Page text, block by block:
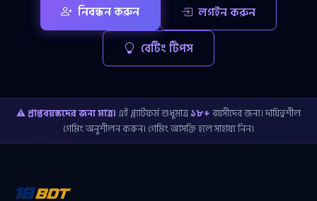
নিবন্ধন করুন
লগইন করুন
বেটিং টিপস
⚠ প্রাপ্তবয়স্কদের জন্য মাত্র। এই প্ল্যাটফর্ম শুধুমাত্র১৮+বয়সীদের জন্য। দায়িত্বশীল
গেমিং অনুশীলন করুন। গেমিং আসক্তি হলে সাহায্য নিন।